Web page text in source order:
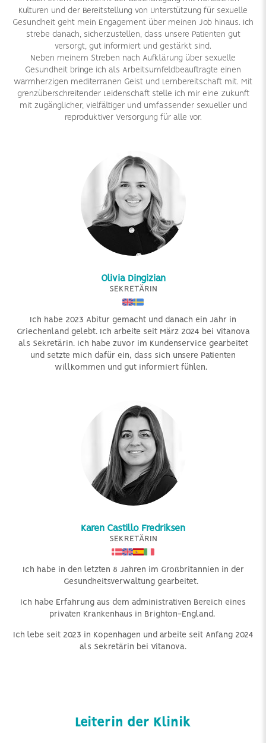
Kulturen und der Bereitstellung von Unterstützung für sexuelle
Gesundheit geht mein Engagement über meinen Job hinaus. Ich
strebe danach, sicherzustellen, dass unsere Patienten gut
versorgt, gut informiert und gestärkt sind.
Neben meinem Streben nach Aufklärung über sexuelle
Gesundheit bringe ich als Arbeitsumfeldbeauftragte einen
warmherzigen mediterranen Geist und Lernbereitschaft mit. Mit
grenzüberschreitender Leidenschaft stelle ich mir eine Zukunft
mit zugänglicher, vielfältiger und umfassender sexueller und
reproduktiver Versorgung für alle vor.
Olivia Dingizian
SEKRETÄRIN
Ich habe 2023 Abitur gemacht und danach ein Jahr in
Griechenland gelebt. Ich arbeite seit März 2024 bei Vitanova
als Sekretärin. Ich habe zuvor im Kundenservice gearbeitet
und setzte mich dafür ein, dass sich unsere Patienten
willkommen und gut informiert fühlen.
Karen Castillo Fredriksen
SEKRETÄRIN
Ich habe in den letzten 8 Jahren im Großbritannien in der
Gesundheitsverwaltung gearbeitet.
Ich habe Erfahrung aus dem administrativen Bereich eines
privaten Krankenhaus in Brighton-England.
Ich lebe seit 2023 in Kopenhagen und arbeite seit Anfang 2024
als Sekretärin bei Vitanova.
Leiterin der Klinik